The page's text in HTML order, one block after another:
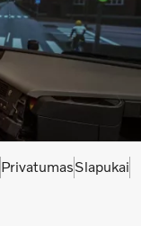
PrivatumasSlapukai